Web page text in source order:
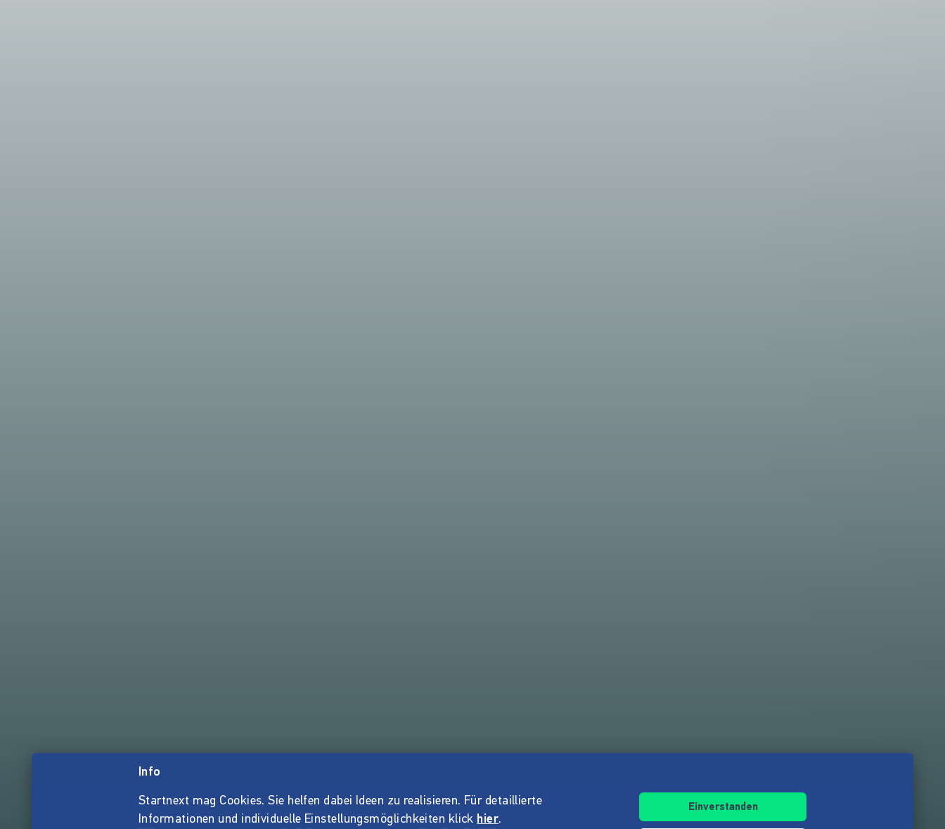
Info
Startnext mag Cookies. Sie helfen dabei Ideen zu realisieren. Für detaillierte
Informationen und individuelle Einstellungsmöglichkeiten klick hier.
Einverstanden